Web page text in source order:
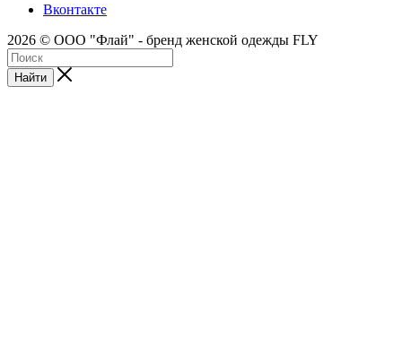
Вконтакте
2026 © ООО "Флай" - бренд женской одежды FLY
Найти